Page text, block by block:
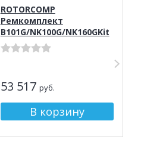
ROTORCOMP
Ремкомплект
B101G/NK100G/NK160GKit
53 517 руб.